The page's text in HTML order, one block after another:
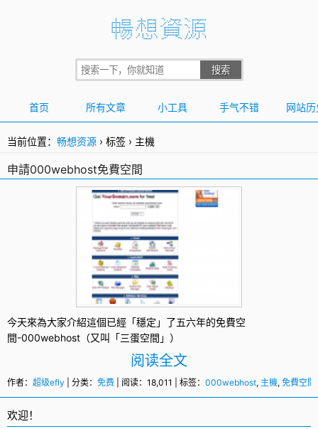
首页 所有文章 小工具 手气不错 网站历
当前位置： 畅想资源 › 标签 › 主機
申請000webhost免費空間
今天來為大家介紹這個已經「穩定」了五六年的免費空
間-000webhost （又叫「三蛋空間」）
阅读全文
作者： 超级efly | 分类： 免费 | 阅读：18,011 | 标签： 000webhost, 主機, 免費空間
欢迎！